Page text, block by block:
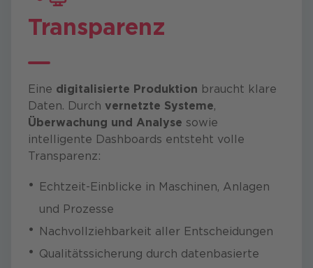
Transparenz
Eine digitalisierte Produktion braucht klare
Daten. Durch vernetzte Systeme,
Überwachung und Analyse sowie
intelligente Dashboards entsteht volle
Transparenz:
Echtzeit-Einblicke in Maschinen, Anlagen
und Prozesse
Nachvollziehbarkeit aller Entscheidungen
Qualitätssicherung durch datenbasierte